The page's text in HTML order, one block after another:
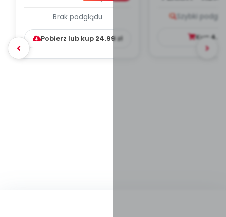
WYCHOWAWCZO –
DYDAKTYC...
Brak podglądu
Pobierz lub kup 24.99zł
Szybki
Kup